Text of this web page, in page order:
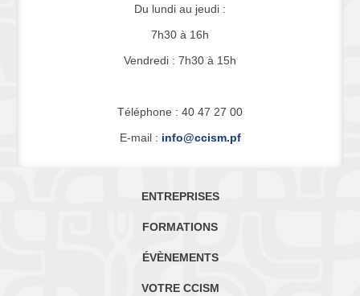
Du lundi au jeudi :
7h30 à 16h
Vendredi : 7h30 à 15h
Téléphone : 40 47 27 00
E-mail : info@ccism.pf
ENTREPRISES
FORMATIONS
ÉVÈNEMENTS
VOTRE CCISM